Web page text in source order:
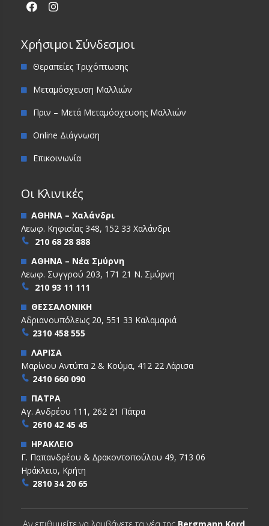
Χρήσιμοι Σύνδεσμοι
Θεραπείες Τριχόπτωσης
Μεταμόσχευση Μαλλιών
Πριν – Μετά Μεταμόσχευσης Μαλλιών
Online Διάγνωση
Επικοινωνία
Οι Κλινικές
ΑΘΗΝΑ – Χαλάνδρι
Λεωφ. Κηφισίας 348, 152 33 Χαλάνδρι
210 68 28 888
ΑΘΗΝΑ – Νέα Σμύρνη
Λεωφ. Συγγρού 203, 171 21 Ν. Σμύρνη
210 93 11 111
ΘΕΣΣΑΛΟΝΙΚΗ
Αδριανουπόλεως 20, 551 33 Καλαμαριά
2310 458 555
ΛΑΡΙΣΑ
Μαρίνου Αντύπα 2 & Κούμα, 412 22 Λάρισα
2410 660 090
ΠΑΤΡΑ
Αγ. Ανδρέου 111, 262 21 Πάτρα
2610 42 45 45
ΗΡΑΚΛΕΙΟ
Γ. Παπανδρέου & ∆ρακοντοπούλου 49, 713 06
Ηράκλειο, Κρήτη
2810 34 20 65